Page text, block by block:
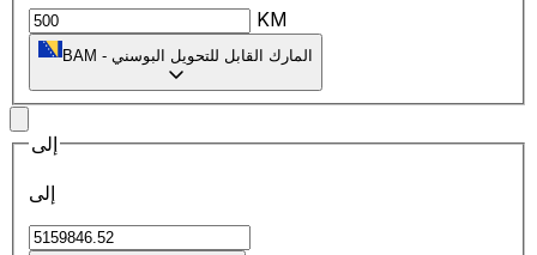
KM
BAM - المارك القابل للتحويل البوسني
إلى
إلى